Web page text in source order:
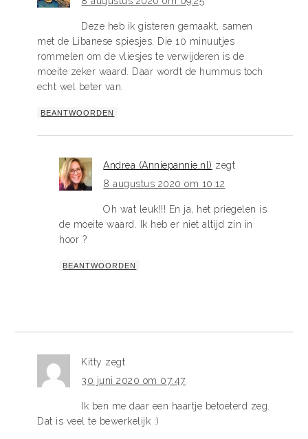
Deze heb ik gisteren gemaakt, samen
met de Libanese spiesjes. Die 10 minuutjes
rommelen om de vliesjes te verwijderen is de
moeite zeker waard. Daar wordt de hummus toch
echt wel beter van.
BEANTWOORDEN
Andrea (Anniepannie.nl) zegt
8 augustus 2020 om 10:12
Oh wat leuk!!! En ja, het priegelen is
de moeite waard. Ik heb er niet altijd zin in
hoor ?
BEANTWOORDEN
Kitty zegt
30 juni 2020 om 07:47
Ik ben me daar een haartje betoeterd zeg.
Dat is veel te bewerkelijk :)